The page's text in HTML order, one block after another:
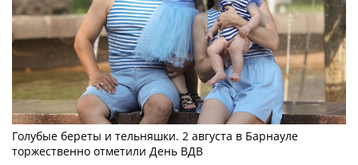
Голубые береты и тельняшки. 2 августа в Барнауле
торжественно отметили День ВДВ